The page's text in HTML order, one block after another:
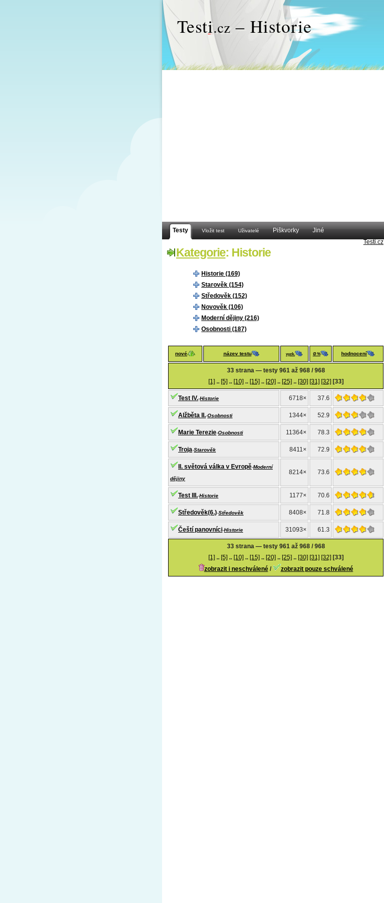
Testi.cz – Historie
Testy Vložit test Uživatelé Piškvorky
Jiné
Testi.cz
Kategorie: Historie
Historie (169)
Starověk (154)
Středověk (152)
Novověk (106)
Moderní dějiny (216)
Osobnosti (187)
nové název testu vyzk. Ø % hodnocení
33 strana — testy 961 až 968 / 968
[1] .. [5] .. [10] .. [15] .. [20] .. [25] .. [30] [31] [32] [33]
Test IV.-Historie 6718× 37.6
Alžběta II.-Osobnosti 1344× 52.9
Marie Terezie-Osobnosti 11364× 78.3
Troja-Starověk 8411× 72.9
II. světová válka v Evropě-Moderní
dějiny
8214× 73.6
Test III.-Historie 1177× 70.6
Středověk(6.)-Středověk 8408× 71.8
Čeští panovníci-Historie 31093× 61.3
33 strana — testy 961 až 968 / 968
[1] .. [5] .. [10] .. [15] .. [20] .. [25] .. [30] [31] [32] [33]
zobrazit i neschválené/ zobrazit pouze schválené